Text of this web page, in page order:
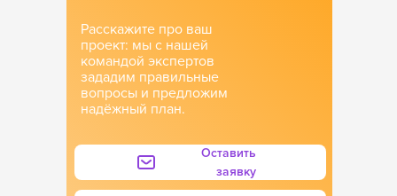
Расскажите про ваш
проект: мы с нашей
командой экспертов
зададим правильные
вопросы и предложим
надёжный план.
Оставить
заявку